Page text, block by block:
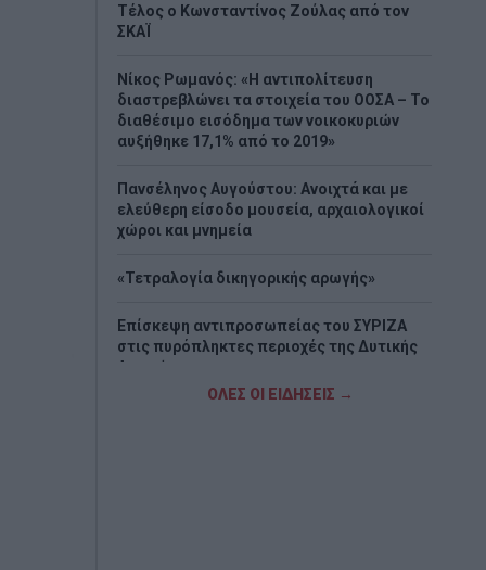
Τέλος ο Κωνσταντίνος Ζούλας από τον
ΣΚΑΪ
Νίκος Ρωμανός: «Η αντιπολίτευση
διαστρεβλώνει τα στοιχεία του ΟΟΣΑ – Το
διαθέσιμο εισόδημα των νοικοκυριών
αυξήθηκε 17,1% από το 2019»
Πανσέληνος Αυγούστου: Ανοιχτά και με
ελεύθερη είσοδο μουσεία, αρχαιολογικοί
χώροι και μνημεία
«Τετραλογία δικηγορικής αρωγής»
Επίσκεψη αντιπροσωπείας του ΣΥΡΙΖΑ
στις πυρόπληκτες περιοχές της Δυτικής
Αττικής
ΟΛΕΣ ΟΙ ΕΙΔΗΣΕΙΣ →